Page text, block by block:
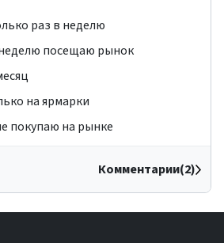
раз в неделю
посещаю рынок
на ярмарки
покупаю на рынке
Комментарии(2)